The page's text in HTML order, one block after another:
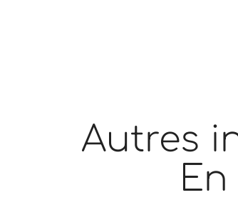
Autres